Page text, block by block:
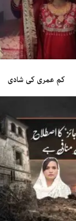
کم عمری کی شادی